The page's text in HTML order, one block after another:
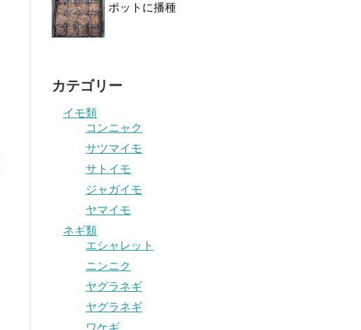
ポットに播種
カテゴリー
イモ類
コンニャク
サツマイモ
サトイモ
ジャガイモ
ヤマイモ
ネギ類
エシャレット
ニンニク
ヤグラネギ
ヤグラネギ
ワケギ